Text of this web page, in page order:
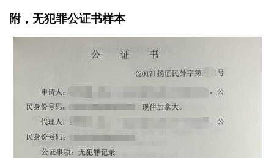
附，无犯罪公证书样本